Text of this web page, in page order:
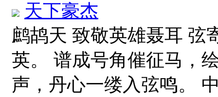
天下豪杰
鹧鸪天 致敬英雄聂耳 弦
英。 谱成号角催征马，
声，丹心一缕入弦鸣。